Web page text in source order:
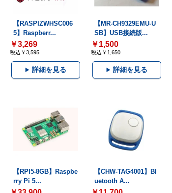
【RASPIZWHSC006
5】Raspberr...
￥3,269
税込￥3,595
詳細を見る
【MR-CH9329EMU-U
SB】USB接続版...
￥1,500
税込￥1,650
詳細を見る
【RPI5-8GB】Raspbe
rry Pi 5...
【CHW-TAG4001】Bl
uetooth A...